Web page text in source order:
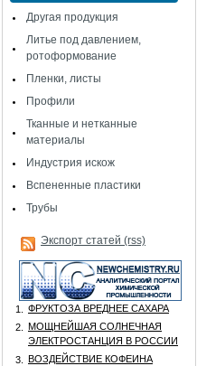
Другая продукция
Литье под давлением,
ротоформование
Пленки, листы
Профили
Тканные и нетканные
материалы
Индустрия искож
Вспененные пластики
Трубы
Экспорт статей (rss)
1.
ФРУКТОЗА ВРЕДНЕЕ САХАРА
2.
МОЩНЕЙШАЯ СОЛНЕЧНАЯ
ЭЛЕКТРОСТАНЦИЯ В РОССИИ
3.
ВОЗДЕЙСТВИЕ КОФЕИНА